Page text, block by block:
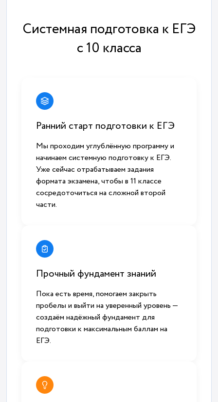
Системная подготовка к ЕГЭ
с 10 класса
Ранний старт подготовки к ЕГЭ
Мы проходим углублённую программу и
начинаем системную подготовку к ЕГЭ.
Уже сейчас отрабатываем задания
формата экзамена, чтобы в 11 классе
сосредоточиться на сложной второй
части.
Прочный фундамент знаний
Пока есть время, помогаем закрыть
пробелы и выйти на уверенный уровень —
создаём надёжный фундамент для
подготовки к максимальным баллам на
ЕГЭ.